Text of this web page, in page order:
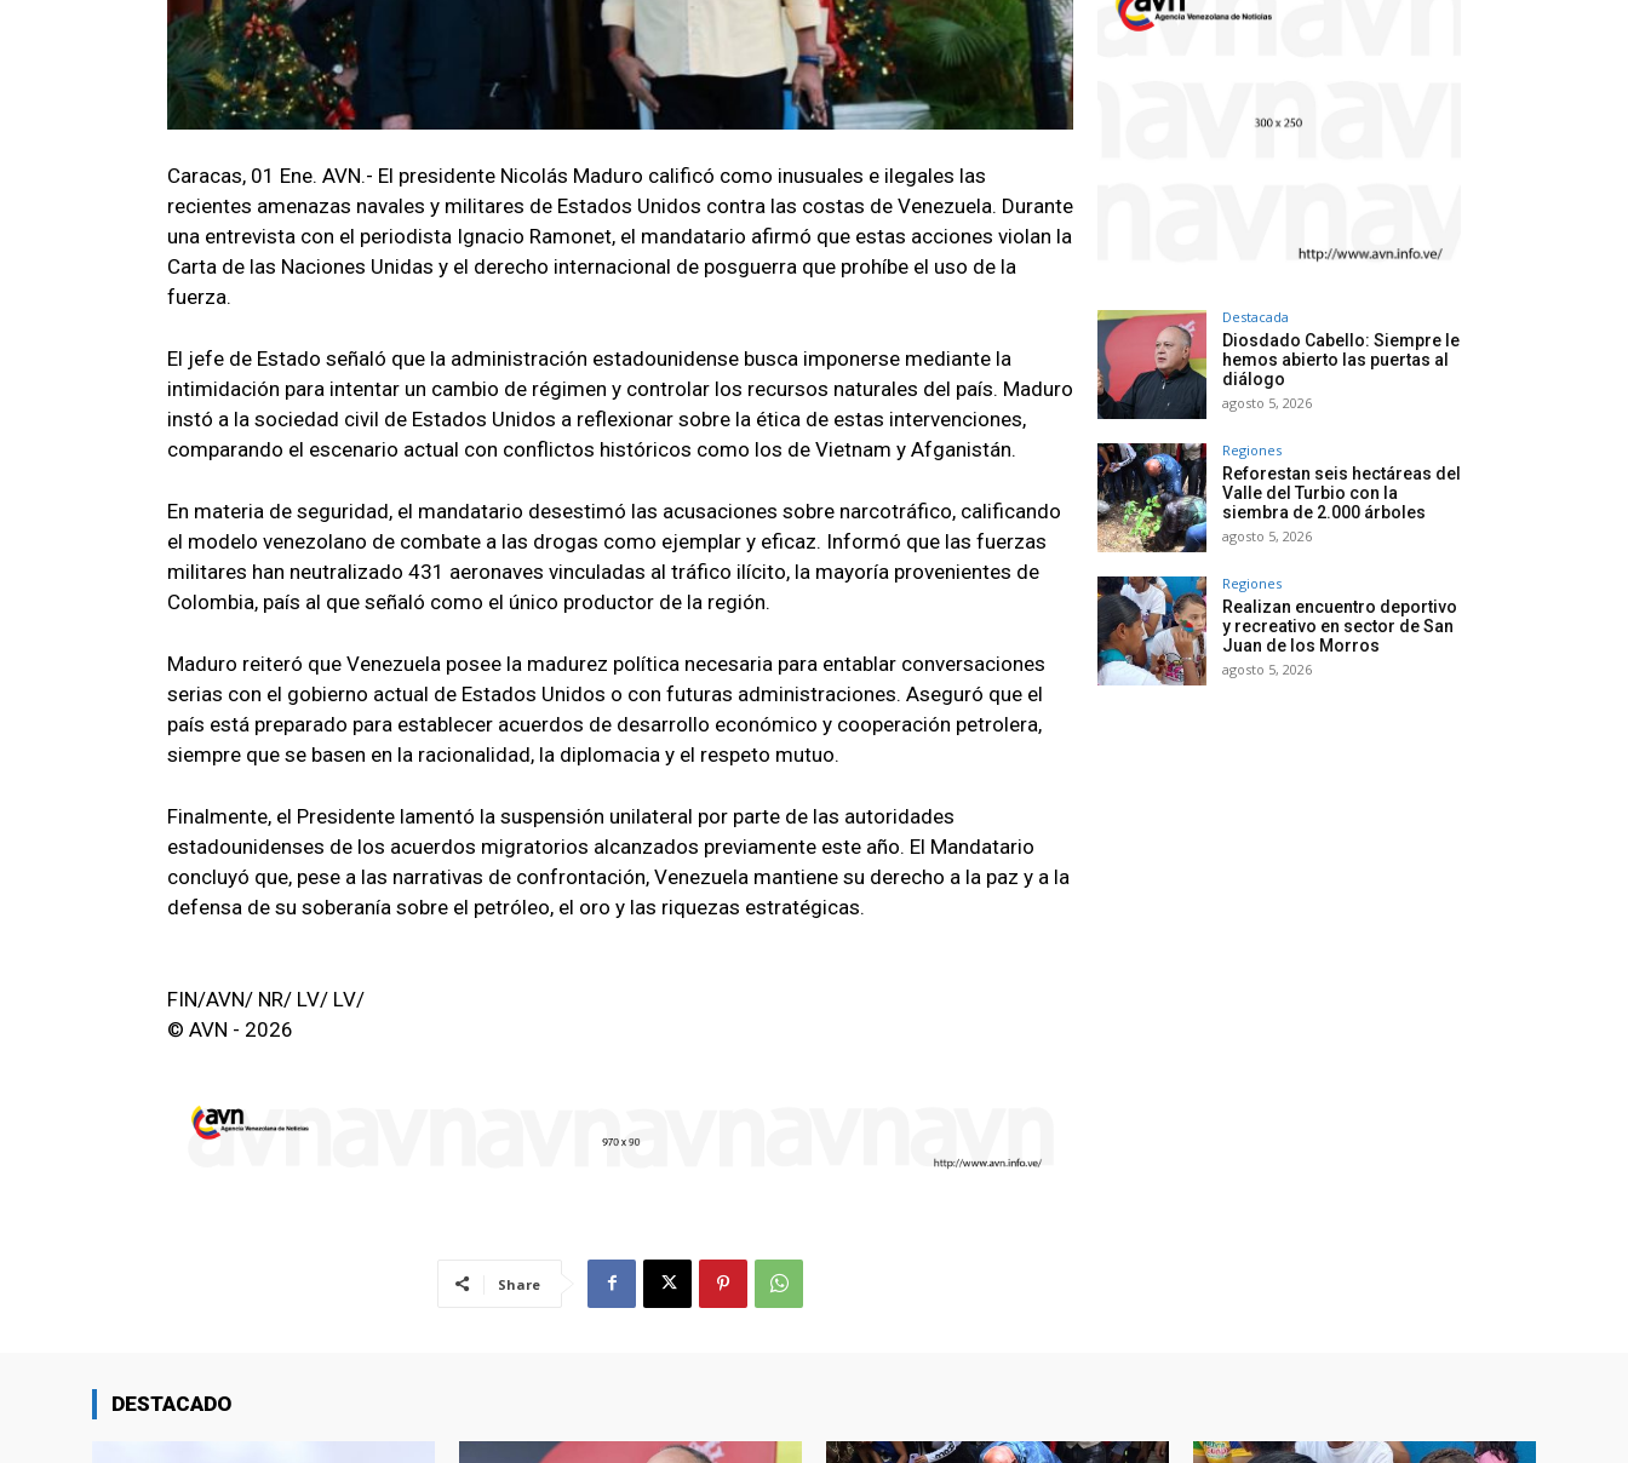
Caracas, 01 Ene. AVN.- El presidente Nicolás Maduro calificó como inusuales e ilegales las
recientes amenazas navales y militares de Estados Unidos contra las costas de Venezuela. Durante
una entrevista con el periodista Ignacio Ramonet, el mandatario afirmó que estas acciones violan la
Carta de las Naciones Unidas y el derecho internacional de posguerra que prohíbe el uso de la
fuerza.
El jefe de Estado señaló que la administración estadounidense busca imponerse mediante la
intimidación para intentar un cambio de régimen y controlar los recursos naturales del país. Maduro
instó a la sociedad civil de Estados Unidos a reflexionar sobre la ética de estas intervenciones,
comparando el escenario actual con conflictos históricos como los de Vietnam y Afganistán.
En materia de seguridad, el mandatario desestimó las acusaciones sobre narcotráfico, calificando
el modelo venezolano de combate a las drogas como ejemplar y eficaz. Informó que las fuerzas
militares han neutralizado 431 aeronaves vinculadas al tráfico ilícito, la mayoría provenientes de
Colombia, país al que señaló como el único productor de la región.
Maduro reiteró que Venezuela posee la madurez política necesaria para entablar conversaciones
serias con el gobierno actual de Estados Unidos o con futuras administraciones. Aseguró que el
país está preparado para establecer acuerdos de desarrollo económico y cooperación petrolera,
siempre que se basen en la racionalidad, la diplomacia y el respeto mutuo.
Finalmente, el Presidente lamentó la suspensión unilateral por parte de las autoridades
estadounidenses de los acuerdos migratorios alcanzados previamente este año. El Mandatario
concluyó que, pese a las narrativas de confrontación, Venezuela mantiene su derecho a la paz y a la
defensa de su soberanía sobre el petróleo, el oro y las riquezas estratégicas.
FIN/AVN/ NR/ LV/ LV/
© AVN - 2026
Share
Destacada
Diosdado Cabello: Siempre le
hemos abierto las puertas al
diálogo
agosto 5, 2026
Regiones
Reforestan seis hectáreas del
Valle del Turbio con la
siembra de 2.000 árboles
agosto 5, 2026
Regiones
Realizan encuentro deportivo
y recreativo en sector de San
Juan de los Morros
agosto 5, 2026
DESTACADO